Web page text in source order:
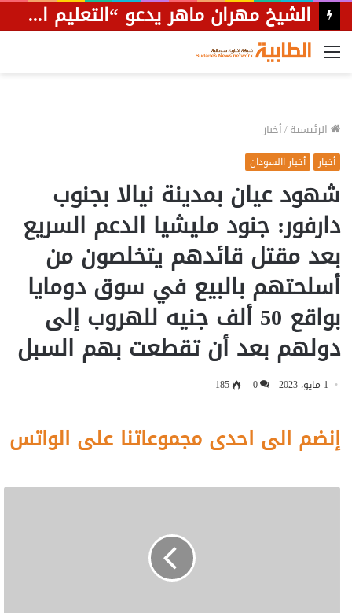
الشيخ مهران ماهر يدعو “التعليم العالي” للتدخل لوقف عبث الجامعة الوطنية بشأن النقاب
القائمة
الرئيسية/أخبار
أخبار أخبار االسودان
شهود عيان بمدينة نيالا بجنوب
دارفور: جنود مليشيا الدعم السريع
بعد مقتل قائدهم يتخلصون من
أسلحتهم بالبيع في سوق دومايا
بواقع 50 ألف جنيه للهروب إلى
دولهم بعد أن تقطعت بهم السبل
1 مايو، 2023 0
185
إنضم الى احدى مجموعاتنا على الواتس